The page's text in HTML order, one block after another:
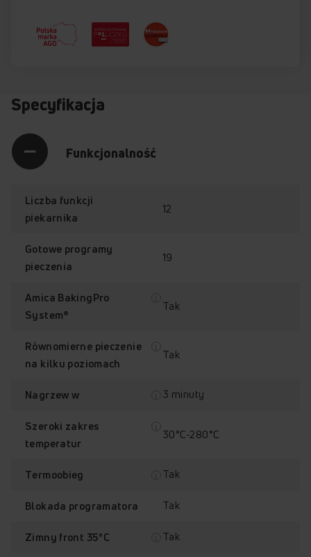
Specyfikacja
Funkcjonalność
Liczba funkcji
piekarnika
12
Gotowe programy
pieczenia
19
Amica BakingPro
System®
Tak
Równomierne pieczenie
na kilku poziomach
Tak
Nagrzew w 3 minuty
Szeroki zakres
temperatur
30°C-280°C
Termoobieg Tak
Blokada programatora Tak
Zimny front 35°C Tak